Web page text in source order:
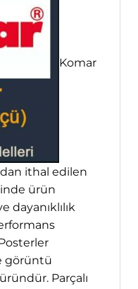
Komar
ithal edilen
ürün
dayanıklılık
görüntü
Parçalı